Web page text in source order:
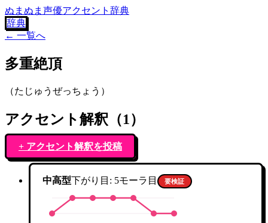
ぬまぬま声優アクセント辞典
辞典
← 一覧へ
多重絶頂
（たじゅうぜっちょう ）
アクセント解釈（1）
+ アクセント解釈を投稿
中高型下がり目: 5モーラ目 要検証